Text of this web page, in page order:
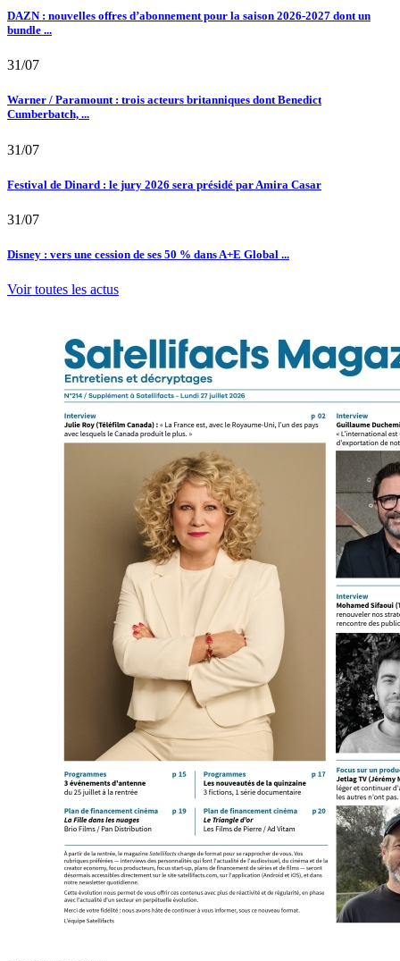
DAZN : nouvelles offres d’abonnement pour la saison 2026-2027 dont un
bundle ...
31/07
Warner / Paramount : trois acteurs britanniques dont Benedict
Cumberbatch, ...
31/07
Festival de Dinard : le jury 2026 sera présidé par Amira Casar
31/07
Disney : vers une cession de ses 50 % dans A+E Global ...
Voir toutes les actus